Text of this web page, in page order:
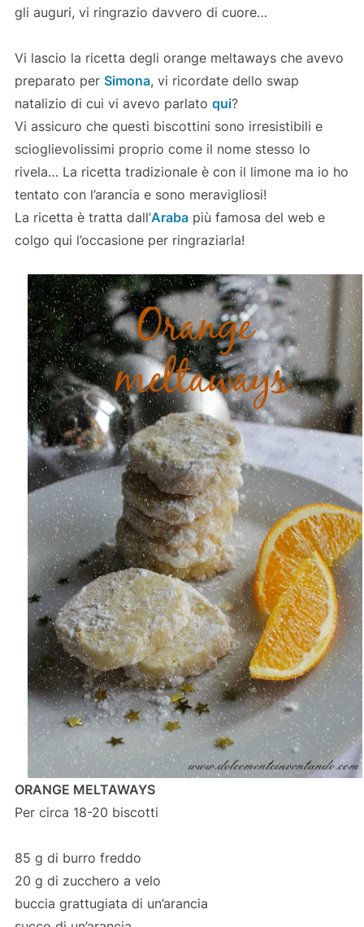
gli auguri, vi ringrazio davvero di cuore…
Vi lascio la ricetta degli orange meltaways che avevo
preparato per Simona, vi ricordate dello swap
natalizio di cui vi avevo parlato qui?
Vi assicuro che questi biscottini sono irresistibili e
scioglievolissimi proprio come il nome stesso lo
rivela… La ricetta tradizionale è con il limone ma io ho
tentato con l’arancia e sono meravigliosi!
La ricetta è tratta dall’Arabapiù famosa del web e
colgo qui l’occasione per ringraziarla!
ORANGE MELTAWAYS
Per circa 18-20 biscotti
85 g di burro freddo
20 g di zucchero a velo
buccia grattugiata di un’arancia